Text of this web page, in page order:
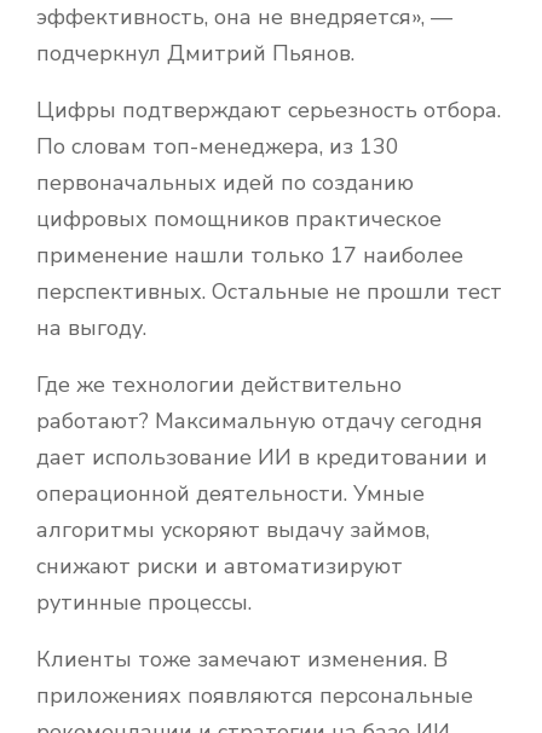
эффективность, она не внедряется», —
подчеркнул Дмитрий Пьянов.
Цифры подтверждают серьезность отбора.
По словам топ-менеджера, из 130
первоначальных идей по созданию
цифровых помощников практическое
применение нашли только 17 наиболее
перспективных. Остальные не прошли тест
на выгоду.
Где же технологии действительно
работают? Максимальную отдачу сегодня
дает использование ИИ в кредитовании и
операционной деятельности. Умные
алгоритмы ускоряют выдачу займов,
снижают риски и автоматизируют
рутинные процессы.
Клиенты тоже замечают изменения. В
приложениях появляются персональные